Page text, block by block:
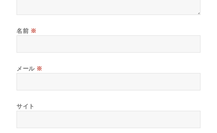
名前 ※
メール ※
サイト